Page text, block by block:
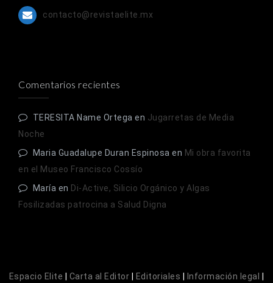
contacto@revistaelite.mx
Comentarios recientes
TERESITA Name Ortega en Jugarretas de Media
Noche
Maria Guadalupe Duran Espinosa en Mi obra favorita
en el Museo Francisco Cossío
María en Di-Active, Silicio Orgánico y Algas
Fosilizadas patrocina a Salud Digna
Espacio Elite Carta al Editor Editoriales Información legal